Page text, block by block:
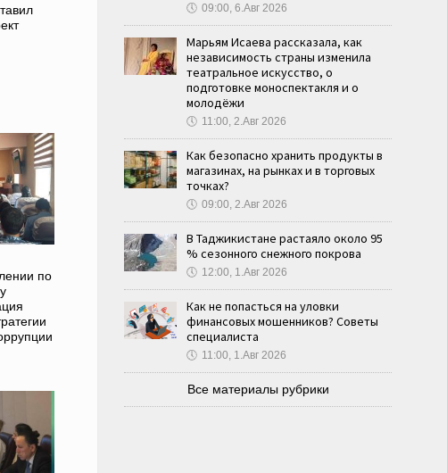
по
🕔 09:00, 6.Авг 2026
Марьям Исаева рассказала, как
независимость страны изменила
театральное искусство, о
подготовке моноспектакля и о
молодёжи
🕔 11:00, 2.Авг 2026
Как безопасно хранить продукты в
магазинах, на рынках и в торговых
точках?
🕔 09:00, 2.Авг 2026
В Таджикистане растаяло около 95
% сезонного снежного покрова
🕔 12:00, 1.Авг 2026
Как не попасться на уловки
финансовых мошенников? Советы
специалиста
🕔 11:00, 1.Авг 2026
Все материалы рубрики